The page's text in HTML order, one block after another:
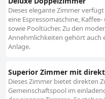
Dieses elegante Zimmer
eine Espressomaschine,
sowie Pooltücher. Zu den
Annehmlichkeiten gehört auch
Anlage.
Superior Zimmer mit
Dieses Zimmer bietet direkten
Gemeinschaftspool im